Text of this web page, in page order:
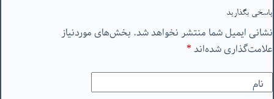
پاسخی بگذارید
نشانی ایمیل شما منتشر نخواهد شد. بخش‌های موردنیاز
علامت‌گذاری شده‌اند*
نام